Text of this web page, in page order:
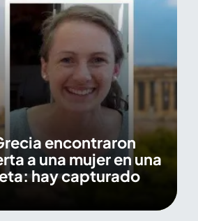
encontraron
a una mujer en una
hay capturado